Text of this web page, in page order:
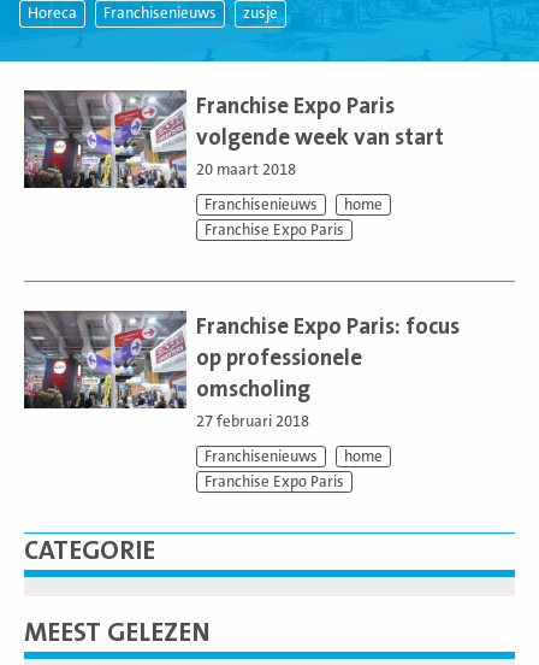
CATEGORIE
MEEST GELEZEN
Horeca Franchisenieuws zusje
meer
Franchise Expo Paris
volgende week van start
20 maart 2018
Franchisenieuws
home
Franchise Expo Paris
meer
Franchise Expo Paris: focus
op professionele
omscholing
27 februari 2018
Franchisenieuws
home
Franchise Expo Paris